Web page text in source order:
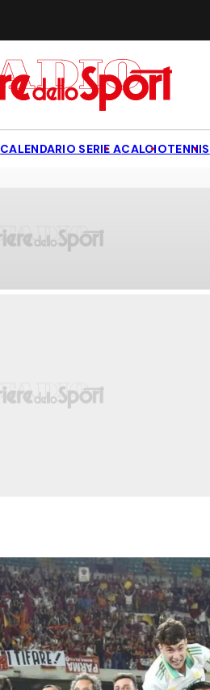
CALENDARIO SERIE ACALCIOTENNIS